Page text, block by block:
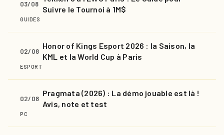
03/08
Suivre le Tournoi à 1M$
GUIDES
02/08
Honor of Kings Esport 2026 : la Saison, la
KML et la World Cup à Paris
ESPORT
02/08
Pragmata (2026) : La démo jouable est là !
Avis, note et test
PC